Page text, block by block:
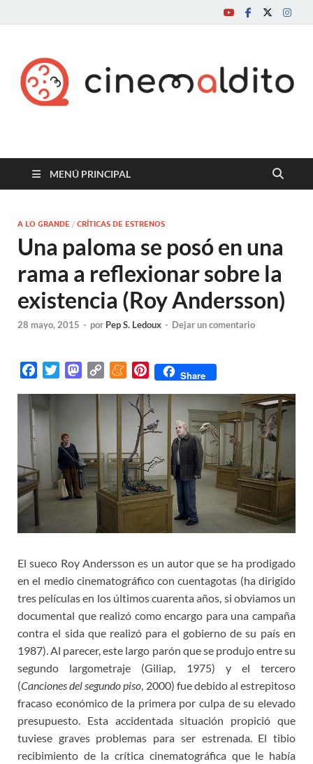
Cine maldito
MENÚ PRINCIPAL
A LO GRANDE / CRÍTICAS DE ESTRENOS
Una paloma se posó en una
rama a reflexionar sobre la
existencia (Roy Andersson)
28 mayo, 2015 - por Pep S. Ledoux - Dejar un comentario
e
o
k
t
e
r
M
d
o
n
i
k
M
n
m
e
P
n
t
e
e
s
t
Share
El sueco Roy Andersson es un autor que se ha prodigado
en el medio cinematográfico con cuentagotas (ha dirigido
tres películas en los últimos cuarenta años, si obviamos un
documental que realizó como encargo para una campaña
contra el sida que realizó para el gobierno de su país en
1987). Al parecer, este largo parón que se produjo entre su
segundo largometraje (Giliap, 1975) y el tercero
(Canciones del segundo piso, 2000) fue debido al estrepitoso
fracaso económico de la primera por culpa de su elevado
presupuesto. Esta accidentada situación propició que
tuviese graves problemas para ser estrenada. El tibio
recibimiento de la crítica cinematográfica que le había